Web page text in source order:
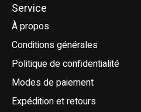
Service
À propos
Conditions générales
Politique de confidentialité
Modes de paiement
Expédition et retours